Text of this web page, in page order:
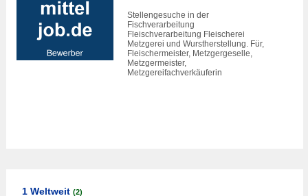
Stellengesuche in der
Fischverarbeitung
Fleischverarbeitung Fleischerei
Metzgerei und Wurstherstellung. Für,
Fleischermeister, Metzgergeselle,
Metzgermeister,
Metzgereifachverkäuferin
1 Weltweit (2)